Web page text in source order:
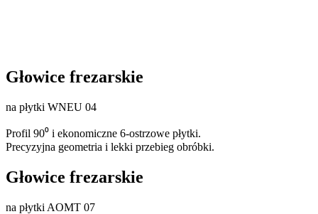
Głowice frezarskie
na płytki WNEU 04
Profil 90⁰ i ekonomiczne 6-ostrzowe płytki.
Precyzyjna geometria i lekki przebieg obróbki.
Głowice frezarskie
na płytki AOMT 07